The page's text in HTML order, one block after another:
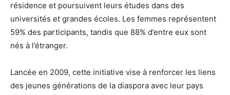
résidence et poursuivent leurs études dans des
universités et grandes écoles. Les femmes représentent
59% des participants, tandis que 88% d’entre eux sont
nés à l’étranger.
Lancée en 2009, cette initiative vise à renforcer les liens
des jeunes générations de la diaspora avec leur pays